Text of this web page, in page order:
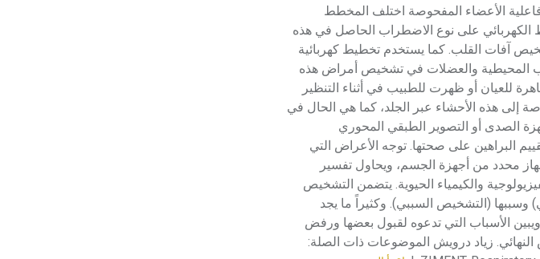
الأعضاء المفحوصة اختلف المخطط
على نوع الاضطراب الحاصل في هذه
آفات القلب. كما يستخدم تخطيط كهربائية
المحيطية والعضلات في تشخيص أمراض هذه
ظاهرة للعيان أو ظهرت للطبيب في أثناء التنظير
إلى هذه الأحشاء عبر الجلد، كما هي الحال في
الصدى أو التصوير الطبقي المحوري
البراهين على صحتها. توجه الأعراض التي
محدد من أجهزة الجسم، ويحاول تفسير
والكيمياء الحيوية. يتضمن التشخيص
(التشخيص السببي). وكثيراً ما يجد
الأسباب التي تدعوه لقبول بعضها ورفض
زياد درويش الموضوعات ذات الصلة: